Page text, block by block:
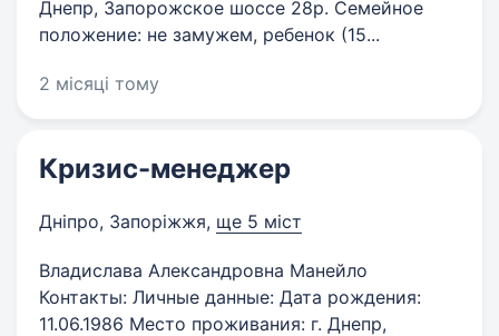
Днепр, Запорожское шоссе 28р. Семейное
положение: не замужем, ребенок (15...
2 місяці тому
Кризис-менеджер
Дніпро, Запоріжжя, ще 5 міст
Владислава Александровна Манейло
Контакты: Личные данные: Дата рождения:
11.06.1986 Место проживания: г. Днепр,